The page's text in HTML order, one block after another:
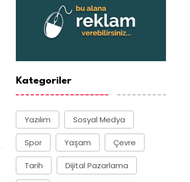
Kategoriler
Yazılım Sosyal Medya
Spor Yaşam Çevre
Tarih Dijital Pazarlama